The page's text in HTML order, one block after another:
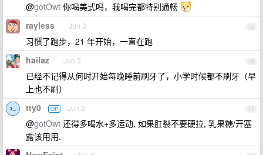
@gotOwt 你喝美式吗，我喝完都特别通畅
15
rayless Jun 3
习惯了跑步，21 年开始，一直在跑
16
hailaz Jun 3
已经不记得从何时开始每晚睡前刷牙了，小学时候都不刷牙（早
上也不刷）
17
tty0 OP Jun 3
@gotOwt 还得多喝水+多运动, 如果肛裂不要硬拉, 乳果糖/开塞
露该用用.